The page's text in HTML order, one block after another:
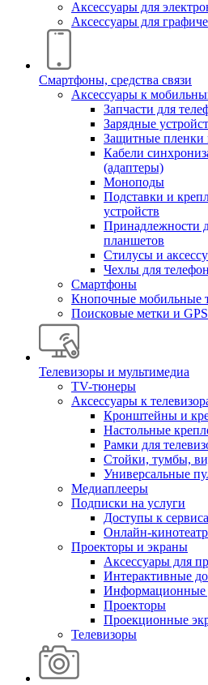
Аксессуары для
Аксессуары для
Смартфоны, средства связи
Аксессуары к
Запчасти для
Зарядные
Защитные пленки
Кабели
(адаптеры)
Моноподы
Подставки и
устройств
Принадлежности
планшетов
Стилусы и
Чехлы для
Смартфоны
Кнопочные мобильные
Поисковые метки и
Телевизоры и мультимедиа
TV-тюнеры
Аксессуары к
Кронштейны и
Настольные
Рамки для
Стойки, тумбы,
Универсальные
Медиаплееры
Подписки на услуги
Доступы к
Онлайн-
Проекторы и экраны
Аксессуары для
Интерактивные
Информационные
Проекторы
Проекционные
Телевизоры